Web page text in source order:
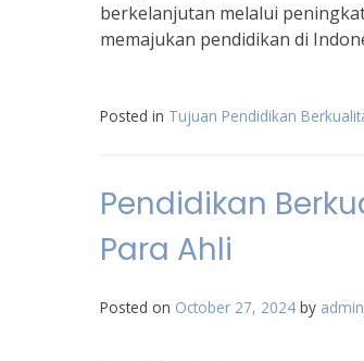
berkelanjutan melalui
memajukan pendidikan di
Posted in Tujuan Pendidikan
Pendidikan
Para Ahli
Posted on October 27, 2024 by